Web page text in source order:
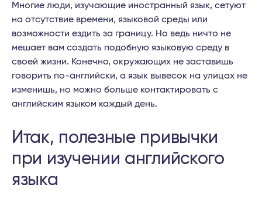
Многие люди, изучающие иностранный язык, сетуют
на отсутствие времени, языковой среды или
возможности ездить за границу. Но ведь ничто не
мешает вам создать подобную языковую среду в
своей жизни. Конечно, окружающих не заставишь
говорить по-английски, а язык вывесок на улицах не
изменишь, но можно больше контактировать с
английским языком каждый день.
Итак, полезные привычки
при изучении английского
языка